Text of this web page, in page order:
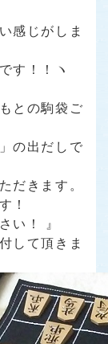
感じがしま
す！！ヽ
との駒袋ご
の出だしで
だきます。
！
い！ 』
して頂きま